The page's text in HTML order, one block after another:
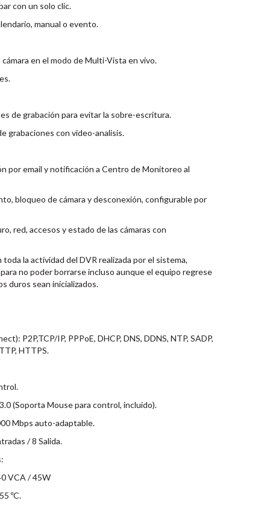
con un solo clic.
manual o evento.
en el modo de Multi-Vista en vivo.
de grabación para evitar la sobre-escritura.
grabaciones con video-analisis.
por email y notificación a Centro de Monitoreo al
bloqueo de cámara y desconexión, configurable por
red, accesos y estado de las cámaras con
la actividad del DVR realizada por el sistema,
no poder borrarse incluso aunque el equipo regrese
duros sean inicializados.
P2P,TCP/IP, PPPoE, DHCP, DNS, DDNS, NTP, SADP,
HTTPS.
(Soporta Mouse para control, incluido).
Mbps auto-adaptable.
/ 8 Salida.
VCA / 45W
ºC.